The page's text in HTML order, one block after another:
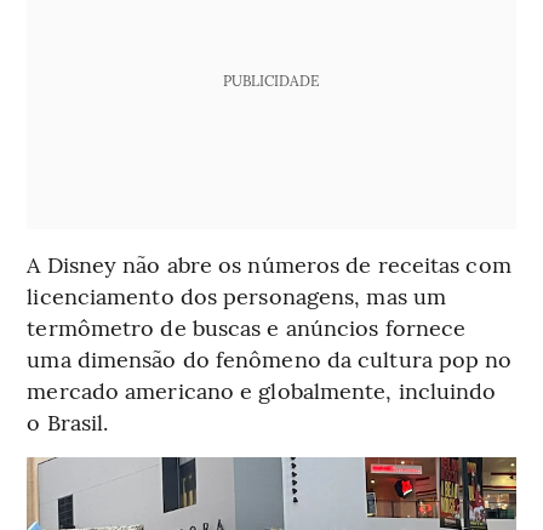
PUBLICIDADE
A Disney não abre os números de receitas com
licenciamento dos personagens, mas um
termômetro de buscas e anúncios fornece
uma dimensão do fenômeno da cultura pop no
mercado americano e globalmente, incluindo
o Brasil.